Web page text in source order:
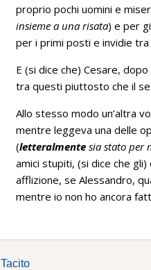
proprio pochi uomini e
insieme a una risata) e per
per i primi posti e invidie
E (si dice che) Cesare,
tra questi piuttosto che il
Allo stesso modo un’altra
mentre leggeva una delle
(letteralmente sia stato per
amici stupiti, (si dice che
afflizione, se Alessandro,
mentre io non ho ancora
Tacito